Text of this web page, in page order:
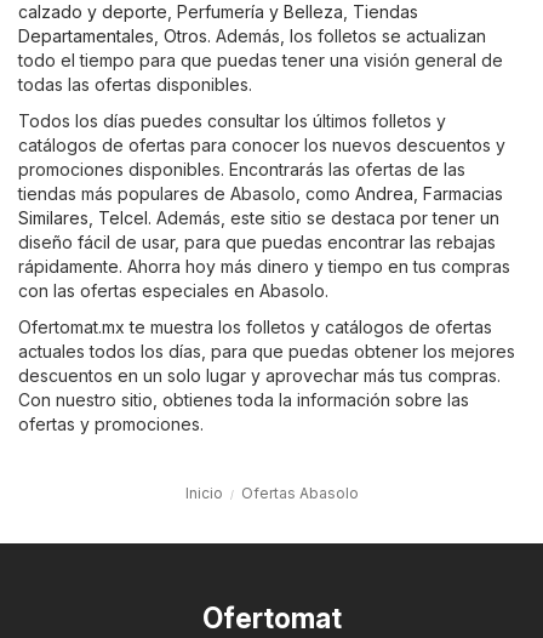
calzado y deporte Perfumería y Belleza Tiendas
Departamentales Otros. Además, los folletos se actualizan
todo el tiempo para que puedas tener una visión general de
todas las ofertas disponibles.
Todos los días puedes consultar los últimos folletos y
catálogos de ofertas para conocer los nuevos descuentos y
promociones disponibles. Encontrarás las ofertas de las
tiendas más populares de Abasolo, como Andrea Farmacias
Similares Telcel. Además, este sitio se destaca por tener un
diseño fácil de usar, para que puedas encontrar las rebajas
rápidamente. Ahorra hoy más dinero y tiempo en tus compras
con las ofertas especiales en Abasolo.
Ofertomat.mx te muestra los folletos y catálogos de ofertas
actuales todos los días, para que puedas obtener los mejores
descuentos en un solo lugar y aprovechar más tus compras.
Con nuestro sitio, obtienes toda la información sobre las
ofertas y promociones.
Inicio Ofertas Abasolo
Ofertomat